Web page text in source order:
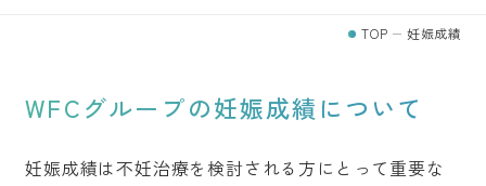
TOP 妊娠成績
WFCグループの妊娠成績について
妊娠成績は不妊治療を検討される方にとって重要な